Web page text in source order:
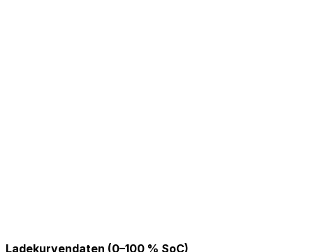
Ladekurvendaten (0–100 % SoC)